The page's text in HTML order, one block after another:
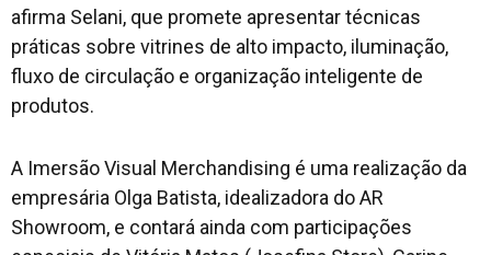
afirma Selani, que promete apresentar técnicas
práticas sobre vitrines de alto impacto, iluminação,
fluxo de circulação e organização inteligente de
produtos.
A Imersão Visual Merchandising é uma realização da
empresária Olga Batista, idealizadora do AR
Showroom, e contará ainda com participações